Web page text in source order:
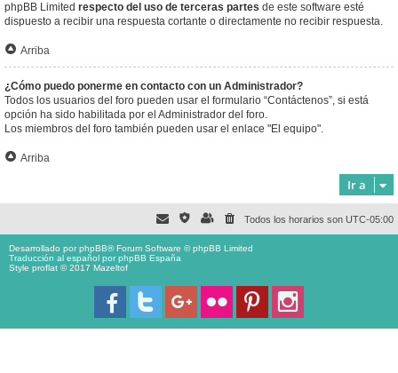
phpBB Limited respecto del uso de terceras partes de este software esté
dispuesto a recibir una respuesta cortante o directamente no recibir respuesta.
Arriba
¿Cómo puedo ponerme en contacto con un Administrador?
Todos los usuarios del foro pueden usar el formulario “Contáctenos”, si está
opción ha sido habilitada por el Administrador del foro.
Los miembros del foro también pueden usar el enlace "El equipo".
Arriba
Ir a
Todos los horarios son UTC-05:00
Desarrollado porphpBB® Forum Software © phpBB Limited
Traducción al español porphpBB España
Style proflat © 2017 Mazeltof